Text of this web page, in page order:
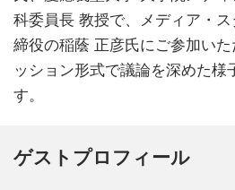
科委員長 教授で、メディア・
締役の稲蔭 正彦氏にご参加い
ッション形式で議論を深めた様
す。
ゲストプロフィール